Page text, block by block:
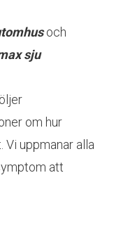
och
sju
om hur
uppmanar alla
att